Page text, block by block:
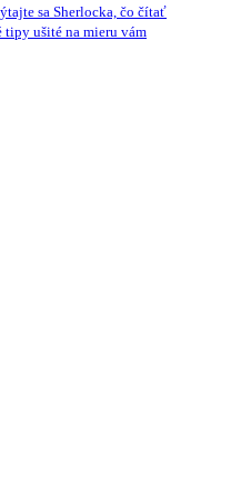
sa Sherlocka, čo čítať
tipy ušité na mieru vám